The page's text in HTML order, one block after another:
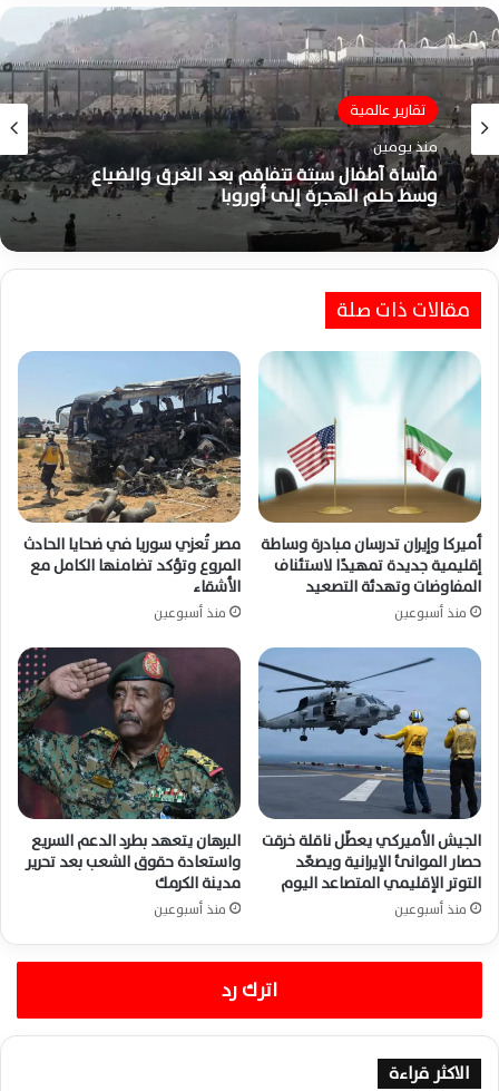
تقارير عالمية
منذ يومين
مأساة أطفال سبتة تتفاقم بعد الغرق والضياع
وسط حلم الهجرة إلى أوروبا
مقالات ذات صلة
أميركا وإيران تدرسان مبادرة وساطة
إقليمية جديدة تمهيدًا لاستئناف
المفاوضات وتهدئة التصعيد
منذ أسبوعين
مصر تُعزي سوريا في ضحايا الحادث
المروع وتؤكد تضامنها الكامل مع
الأشقاء
منذ أسبوعين
الجيش الأميركي يعطّل ناقلة خرقت
حصار الموانئ الإيرانية ويصعّد
التوتر الإقليمي المتصاعد اليوم
منذ أسبوعين
البرهان يتعهد بطرد الدعم السريع
واستعادة حقوق الشعب بعد تحرير
مدينة الكرمك
منذ أسبوعين
اترك رد
الاكثر قراءة